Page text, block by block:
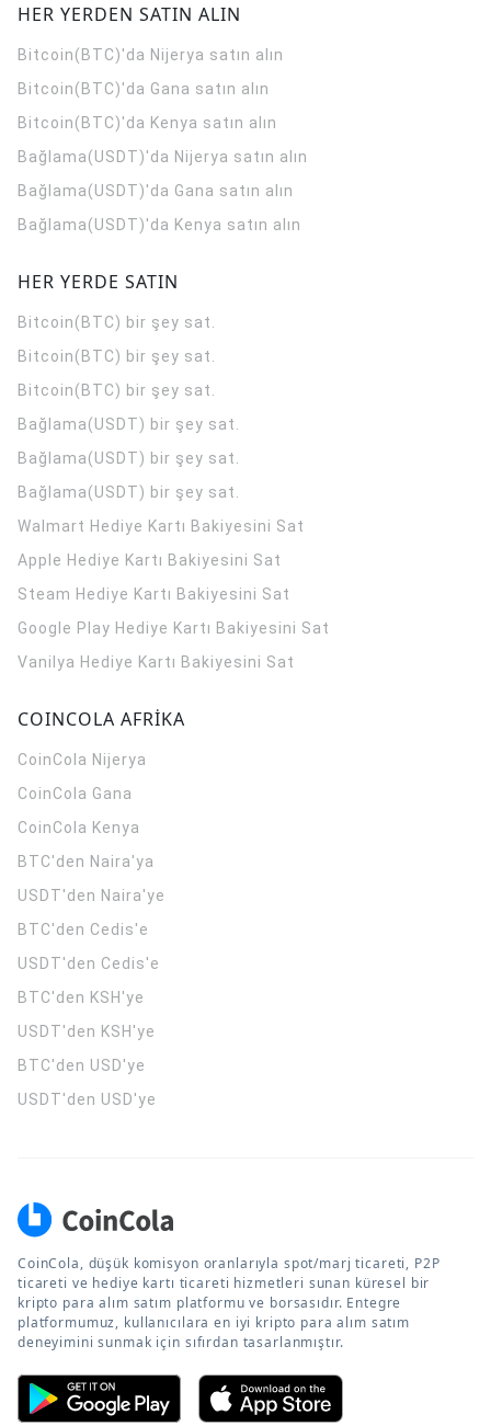
HER YERDEN SATIN ALIN
Bitcoin(BTC)'da Nijerya satın alın
Bitcoin(BTC)'da Gana satın alın
Bitcoin(BTC)'da Kenya satın alın
Bağlama(USDT)'da Nijerya satın alın
Bağlama(USDT)'da Gana satın alın
Bağlama(USDT)'da Kenya satın alın
HER YERDE SATIN
Bitcoin(BTC) bir şey sat.
Bitcoin(BTC) bir şey sat.
Bitcoin(BTC) bir şey sat.
Bağlama(USDT) bir şey sat.
Bağlama(USDT) bir şey sat.
Bağlama(USDT) bir şey sat.
Walmart Hediye Kartı Bakiyesini Sat
Apple Hediye Kartı Bakiyesini Sat
Steam Hediye Kartı Bakiyesini Sat
Google Play Hediye Kartı Bakiyesini Sat
Vanilya Hediye Kartı Bakiyesini Sat
COINCOLA AFRİKA
CoinCola Nijerya
CoinCola Gana
CoinCola Kenya
BTC'den Naira'ya
USDT'den Naira'ye
BTC'den Cedis'e
USDT'den Cedis'e
BTC'den KSH'ye
USDT'den KSH'ye
BTC'den USD'ye
USDT'den USD'ye
CoinCola, düşük komisyon oranlarıyla spot/marj ticareti, P2P
ticareti ve hediye kartı ticareti hizmetleri sunan küresel bir
kripto para alım satım platformu ve borsasıdır. Entegre
platformumuz, kullanıcılara en iyi kripto para alım satım
deneyimini sunmak için sıfırdan tasarlanmıştır.